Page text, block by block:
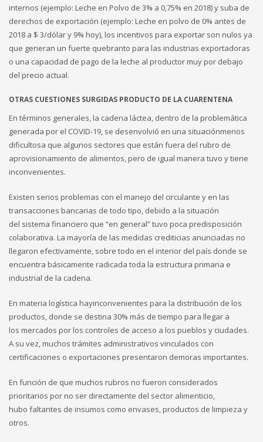
internos (ejemplo: Leche en Polvo de 3% a 0,75% en 2018) y suba de
derechos de exportación (ejemplo: Leche en polvo de 0% antes de
2018 a $ 3/dólar y 9% hoy), los incentivos para exportar son nulos ya
que generan un fuerte quebranto para las industrias exportadoras
o una capacidad de pago de la leche al productor muy por debajo
del precio actual.
OTRAS CUESTIONES SURGIDAS PRODUCTO DE LA CUARENTENA
En términos generales, la cadena láctea, dentro de la problemática
generada por el COVID-19, se desenvolvió en una situaciónmenos
dificultosa que algunos sectores que están fuera del rubro de
aprovisionamiento de alimentos, pero de igual manera tuvo y tiene
inconvenientes.
Existen serios problemas con el manejo del circulante y en las
transacciones bancarias de todo tipo, debido a la situación
del sistema financiero que “en general” tuvo poca predisposición
colaborativa. La mayoría de las medidas crediticias anunciadas no
llegaron efectivamente, sobre todo en el interior del país donde se
encuentra básicamente radicada toda la estructura primaria e
industrial de la cadena.
En materia logística hayinconvenientes para la distribución de los
productos, donde se destina 30% más de tiempo para llegar a
los mercados por los controles de acceso a los pueblos y ciudades.
A su vez, muchos trámites administrativos vinculados con
certificaciones o exportaciones presentaron demoras importantes.
En función de que muchos rubros no fueron considerados
prioritarios por no ser directamente del sector alimenticio,
hubo faltantes de insumos como envases, productos de limpieza y
otros.